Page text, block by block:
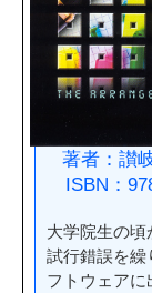
著者：
ISBN：
大学院生の頃
試行錯誤を繰
フトウェアに